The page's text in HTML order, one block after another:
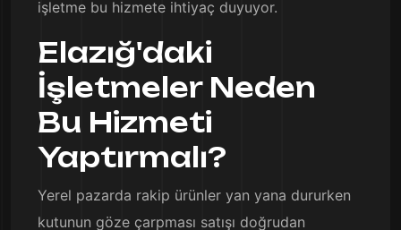
işletme bu hizmete ihtiyaç duyuyor.
Elazığ'daki
İşletmeler Neden
Bu Hizmeti
Yaptırmalı?
Yerel pazarda rakip ürünler yan yana dururken
kutunun göze çarpması satışı doğrudan